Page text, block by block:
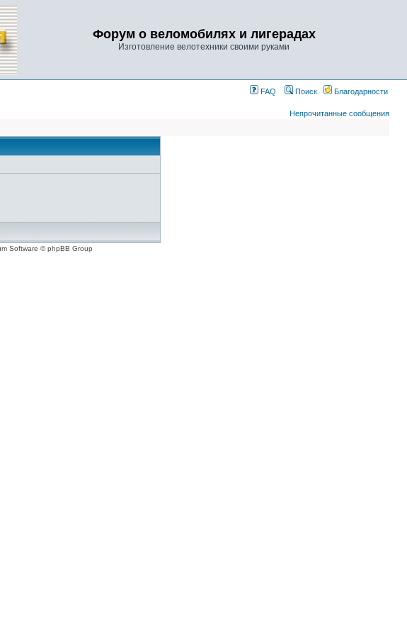
Форум о веломобилях и лигерадах
Изготовление велотехники своими руками
FAQ Поиск Благодарности
Непрочитанные сообщения
Software © phpBB Group